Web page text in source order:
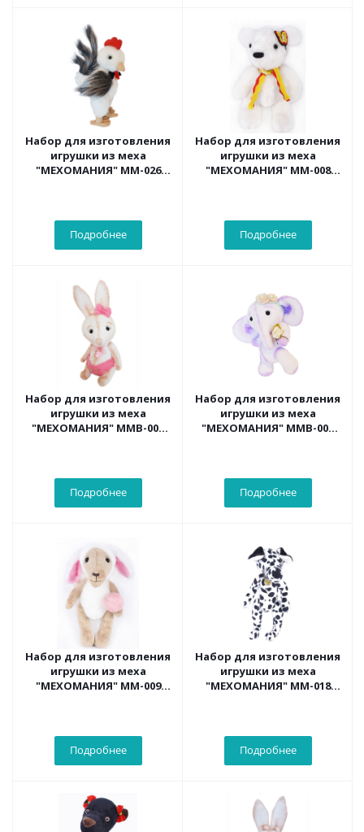
Набор для изготовления
игрушки из меха
"МЕХОМАНИЯ" ММ-026
Подробнее
Набор для изготовления
игрушки из меха
"МЕХОМАНИЯ" ММ-008
Подробнее
Набор для изготовления
игрушки из меха
"МЕХОМАНИЯ" ММВ-006
Подробнее
Набор для изготовления
игрушки из меха
"МЕХОМАНИЯ" ММВ-008
Подробнее
Набор для изготовления
игрушки из меха
"МЕХОМАНИЯ" ММ-009
Подробнее
Набор для изготовления
игрушки из меха
"МЕХОМАНИЯ" ММ-018
Подробнее